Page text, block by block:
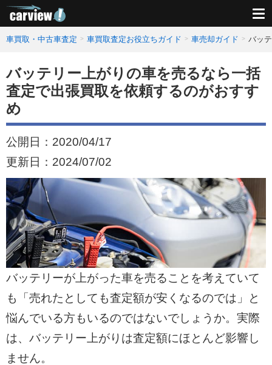
車買取・中古車査定 車買取査定お役立ちガイド 車売却ガイド バッ
バッテリー上がりの車を売るなら一括
査定で出張買取を依頼するのがおすす
め
公開日： 2020/04/17
更新日： 2024/07/02
バッテリーが上がった車を売ることを考えていて
も「売れたとしても査定額が安くなるのでは」と
悩んでいる方もいるのではないでしょうか。実際
は、バッテリー上がりは査定額にほとんど影響し
ません。